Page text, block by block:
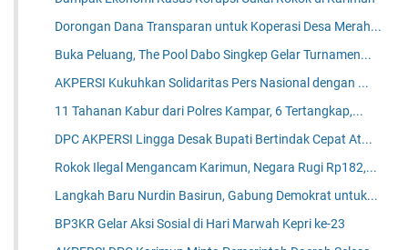
Dorongan Dana Transparan untuk Koperasi Desa Merah...
Buka Peluang, The Pool Dabo Singkep Gelar Turnamen...
AKPERSI Kukuhkan Solidaritas Pers Nasional dengan ...
11 Tahanan Kabur dari Polres Kampar, 6 Tertangkap,...
DPC AKPERSI Lingga Desak Bupati Bertindak Cepat At...
Rokok Ilegal Mengancam Karimun, Negara Rugi Rp182,...
Langkah Baru Nurdin Basirun, Gabung Demokrat untuk...
BP3KR Gelar Aksi Sosial di Hari Marwah Kepri ke-23